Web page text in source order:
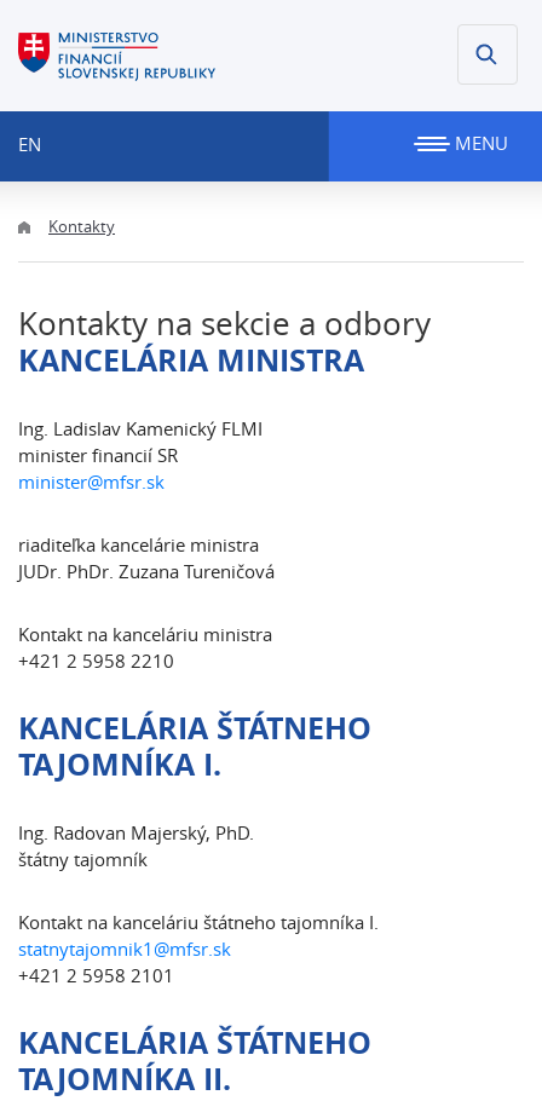
EN MENU
Kontakty
Kontakty na sekcie a odbory
KANCELÁRIA MINISTRA
Ing. Ladislav Kamenický FLMI
minister financií SR
minister@mfsr.sk
riaditeľka kancelárie ministra
JUDr. PhDr. Zuzana Tureničová
Kontakt na kanceláriu ministra
+421 2 5958 2210
KANCELÁRIA ŠTÁTNEHO
TAJOMNÍKA I.
Ing. Radovan Majerský, PhD.
štátny tajomník
Kontakt na kanceláriu štátneho tajomníka I.
statnytajomnik1@mfsr.sk
+421 2 5958 2101
KANCELÁRIA ŠTÁTNEHO
TAJOMNÍKA II.